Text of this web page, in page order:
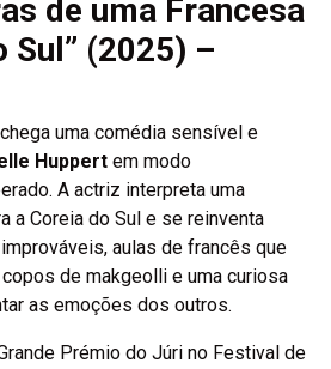
de uma Francesa
Sul” (2025) –
uma comédia sensível e
Huppert em modo
A actriz interpreta uma
a Coreia do Sul e se reinventa
aulas de francês que
de makgeolli e uma curiosa
as emoções dos outros.
Prémio do Júri no Festival de